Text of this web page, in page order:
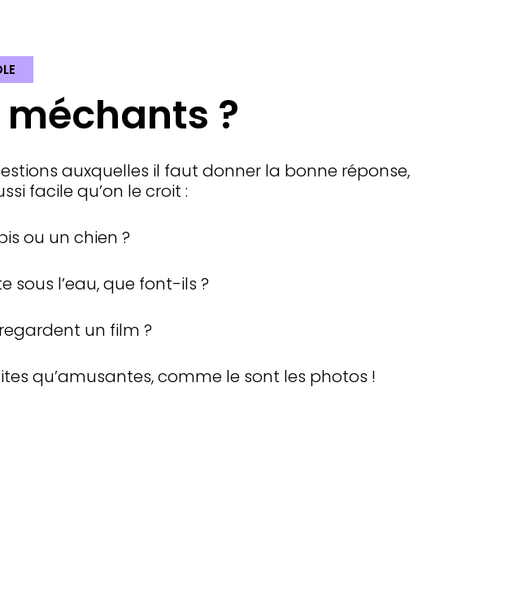
?
auxquelles il faut donner la bonne réponse,
facile qu’on le croit :
ou un chien ?
sous l’eau, que font-ils ?
un film ?
qu’amusantes, comme le sont les photos !